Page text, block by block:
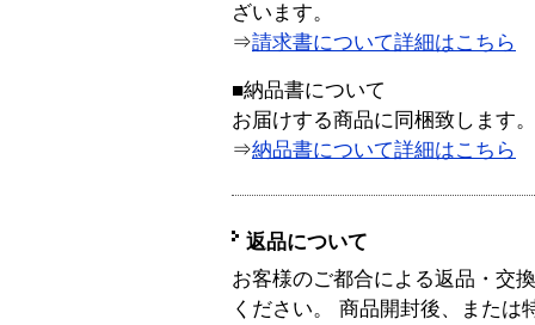
ざいます。
⇒請求書について詳細はこちら
■納品書について
お届けする商品に同梱致します。
⇒納品書について詳細はこちら
返品について
お客様のご都合による返品・交
ください。 商品開封後、または